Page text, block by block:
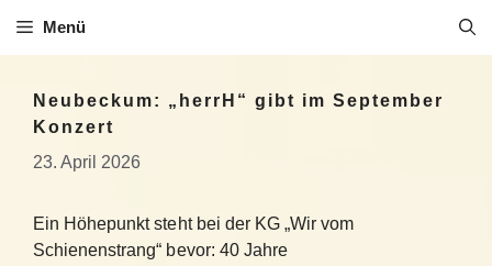
Inhalt
Menü
Neubeckum: „herrH“ gibt im September
Konzert
23. April 2026
Ein Höhepunkt steht bei der KG „Wir vom
Schienenstrang“ bevor: 40 Jahre